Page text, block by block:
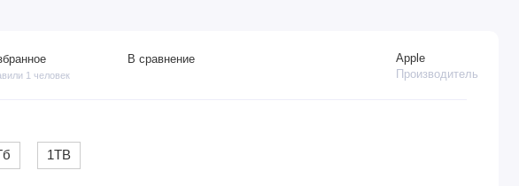
1TB
Apple
Производитель
1 человек
В сравнение